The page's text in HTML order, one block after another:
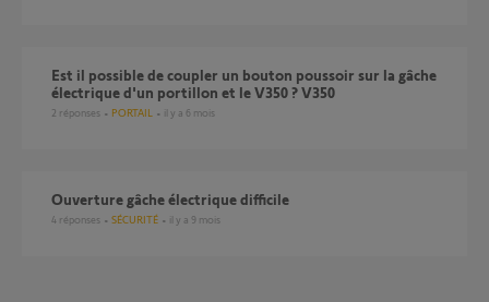
Est il possible de coupler un bouton poussoir sur la gâche
électrique d'un portillon et le V350 ? V350
2 réponses PORTAIL il y a 6 mois
Ouverture gâche électrique difficile
4 réponses SÉCURITÉ il y a 9 mois